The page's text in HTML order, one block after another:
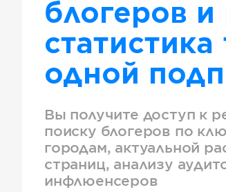
блогеров
статистика
одной
Вы получите доступ к
поиску блогеров по
городам, актуальной
страниц, анализу
инфлюенсеров